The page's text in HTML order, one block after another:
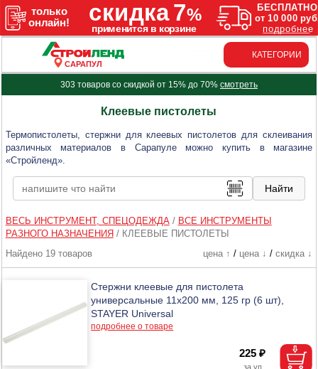
САРАПУЛ
КАТЕГОРИИ
303 товаров со скидкой от 15% до 70% смотреть
Клеевые пистолеты
Термопистолеты, стержни для клеевых пистолетов для склеивания
различных материалов в Сарапуле можно купить в магазине
«Стройленд».
ВЕСЬ ИНСТРУМЕНТ, СПЕЦОДЕЖДА/ ВСЕ ИНСТРУМЕНТЫ
РАЗНОГО НАЗНАЧЕНИЯ / КЛЕЕВЫЕ ПИСТОЛЕТЫ
Найдено 19 товаров
цена ↑ / цена ↓ / скидка ↓
Стержни клеевые для пистолета
универсальные 11х200 мм, 125 гр (6 шт),
STAYER Universal
подробнее о товаре
225 ₽